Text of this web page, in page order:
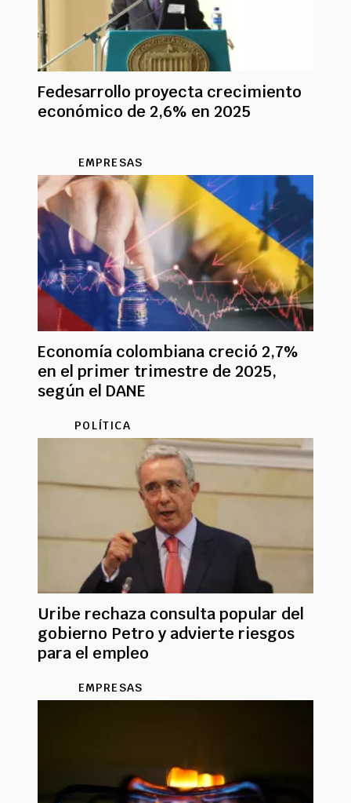
Fedesarrollo proyecta crecimiento
económico de 2,6% en 2025
EMPRESAS
Economía colombiana creció 2,7%
en el primer trimestre de 2025,
según el DANE
POLÍTICA
Uribe rechaza consulta popular del
gobierno Petro y advierte riesgos
para el empleo
EMPRESAS